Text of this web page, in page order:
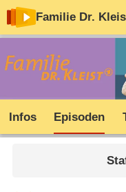
Familie Dr.
Infos Episoden